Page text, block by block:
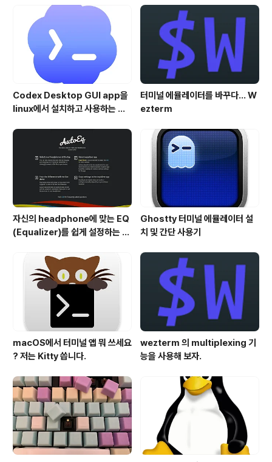
변환해 주기 위해서는 Domain Server에 접속을 해야하
고, 이를 통해 IP 주소와 매칭을 시켜야 하는데, 이는 운영
체제에서 내부적으로 처리를 해 주게 됩니다. 이 과정 ..
Codex Desktop GUI app을
linux에서 설치하고 사용하는 방
터미널 에뮬레이터를 바꾸다... W
ezterm
자신의 headphone에 맞는 EQ
(Equalizer)를 쉽게 설정하는 방
Ghostty 터미널 에뮬레이터 설
치 및 간단 사용기
macOS에서 터미널 앱 뭐 쓰세요
? 저는 Kitty 씁니다.
wezterm 의 multiplexing 기
능을 사용해 보자.